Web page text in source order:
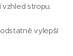
stropu.
vylepší